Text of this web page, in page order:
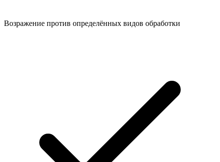
Возражение против определённых видов обработки